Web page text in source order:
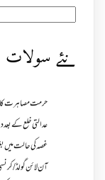
نئے سولات
حرمت مصاہرت
عدالتی خلع کے
غصہ کی حالت میں
آن لائن گولڈ /